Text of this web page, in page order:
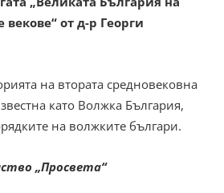
векове“ от д-р Георги
на втората средновековна
като Волжка България,
на волжките българи.
„Просвета“